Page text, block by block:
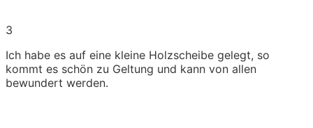
3
Ich habe es auf eine kleine Holzscheibe gelegt, so
kommt es schön zu Geltung und kann von allen
bewundert werden.